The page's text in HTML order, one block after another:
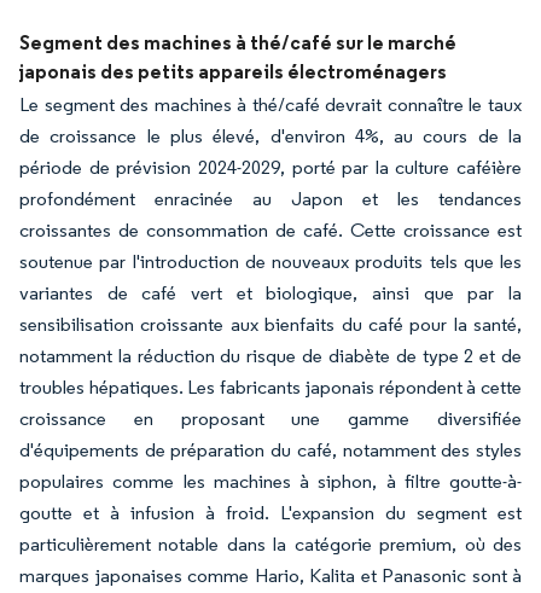
Image © Mordor Intelligence. La réutilisation nécessite une attribution sous CC BY
Segment des machines à thé/café sur le marché
japonais des petits appareils électroménagers
Le segment des machines à thé/café devrait connaître le taux
de croissance le plus élevé, d'environ 4%, au cours de la
période de prévision 2024-2029, porté par la culture caféière
profondément enracinée au Japon et les tendances
croissantes de consommation de café. Cette croissance est
soutenue par l'introduction de nouveaux produits tels que les
variantes de café vert et biologique, ainsi que par la
sensibilisation croissante aux bienfaits du café pour la santé,
notamment la réduction du risque de diabète de type 2 et de
troubles hépatiques. Les fabricants japonais répondent à cette
croissance en proposant une gamme diversifiée
d'équipements de préparation du café, notamment des styles
populaires comme les machines à siphon, à filtre goutte-à-
goutte et à infusion à froid. L'expansion du segment est
particulièrement notable dans la catégorie premium, où des
marques japonaises comme Hario, Kalita et Panasonic sont à